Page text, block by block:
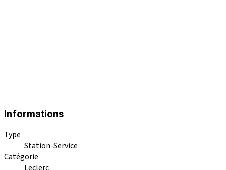
Informations
Type
Station-Service
Catégorie